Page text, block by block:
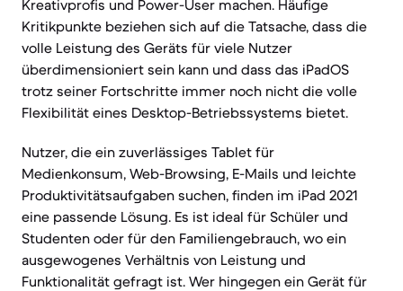
Kreativprofis und Power-User machen. Häufige
Kritikpunkte beziehen sich auf die Tatsache, dass die
volle Leistung des Geräts für viele Nutzer
überdimensioniert sein kann und dass das iPadOS
trotz seiner Fortschritte immer noch nicht die volle
Flexibilität eines Desktop-Betriebssystems bietet.
Nutzer, die ein zuverlässiges Tablet für
Medienkonsum, Web-Browsing, E-Mails und leichte
Produktivitätsaufgaben suchen, finden im iPad 2021
eine passende Lösung. Es ist ideal für Schüler und
Studenten oder für den Familiengebrauch, wo ein
ausgewogenes Verhältnis von Leistung und
Funktionalität gefragt ist. Wer hingegen ein Gerät für